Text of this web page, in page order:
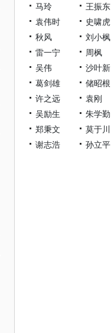
马玲
王振东
袁伟时
史啸虎
秋风
刘小枫
雷一宁
周枫
吴伟
沙叶新
葛剑雄
储昭根
许之远
袁刚
吴励生
朱学勤
郑秉文
莫于川
谢志浩
孙立平